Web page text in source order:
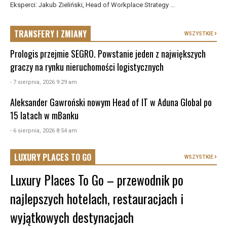
Eksperci: Jakub Zieliński, Head of Workplace Strategy ...
TRANSFERY I ZMIANY WSZYSTKIE
Prologis przejmie SEGRO. Powstanie jeden z największych
graczy na rynku nieruchomości logistycznych
- 7 sierpnia, 2026 9:29 am
Aleksander Gawroński nowym Head of IT w Aduna Global po
15 latach w mBanku
- 6 sierpnia, 2026 8:54 am
LUXURY PLACES TO GO WSZYSTKIE
Luxury Places To Go – przewodnik po
najlepszych hotelach, restauracjach i
wyjątkowych destynacjach